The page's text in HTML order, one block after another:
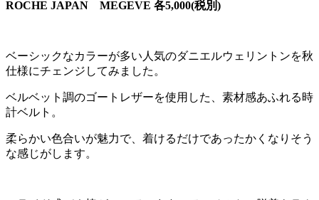
ROCHE JAPAN MEGEVE 各5,000(税別)
ベーシックなカラーが多い人気のダニエルウェリントンを秋
仕様にチェンジしてみました。
ベルベット調のゴートレザーを使用した、素材感あふれる時
計ベルト。
柔らかい色合いが魅力で、着けるだけであったかくなりそう
な感じがします。